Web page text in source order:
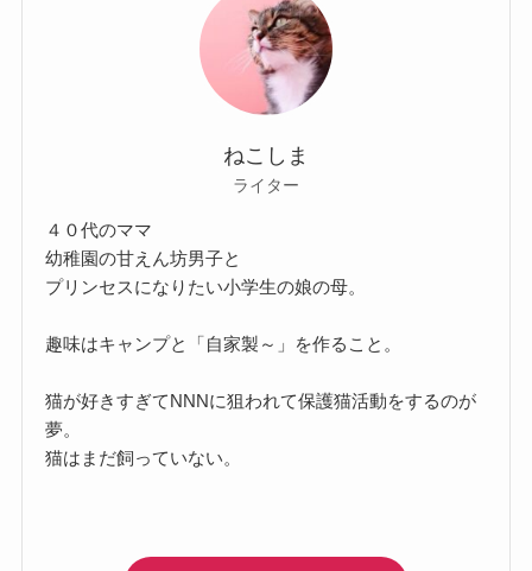
ねこしま
ライター
４０代のママ
幼稚園の甘えん坊男子と
プリンセスになりたい小学生の娘の母。
趣味はキャンプと「自家製～」を作ること。
猫が好きすぎてNNNに狙われて保護猫活動をするのが
夢。
猫はまだ飼っていない。